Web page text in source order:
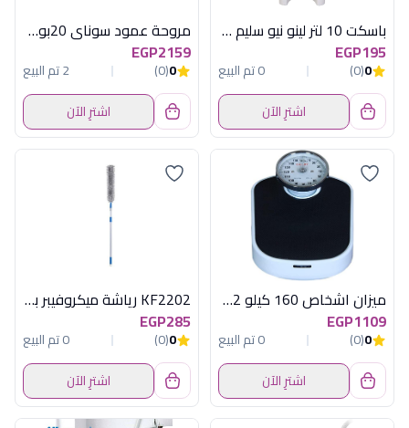
باسكت 10 لتر لينو نيو سليم جراى اكسا
EGP195
0
(0)
0 تم البيع
اشترِ الآن
مروحة عمود سوناي 20بوصة, 80 وات بالريموت , 3 مستويات للسرعة MAR-2040
EGP2159
0
(0)
2 تم البيع
اشترِ الآن
ميزان اشخاص 160 كيلو 612
EGP1109
0
(0)
0 تم البيع
اشترِ الآن
KF2202 رياشة ميكروفيبر بيد تليسكوب كلينر
EGP285
0
(0)
0 تم البيع
اشترِ الآن